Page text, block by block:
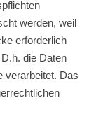
werden, weil
erforderlich
die Daten
verarbeitet. Das